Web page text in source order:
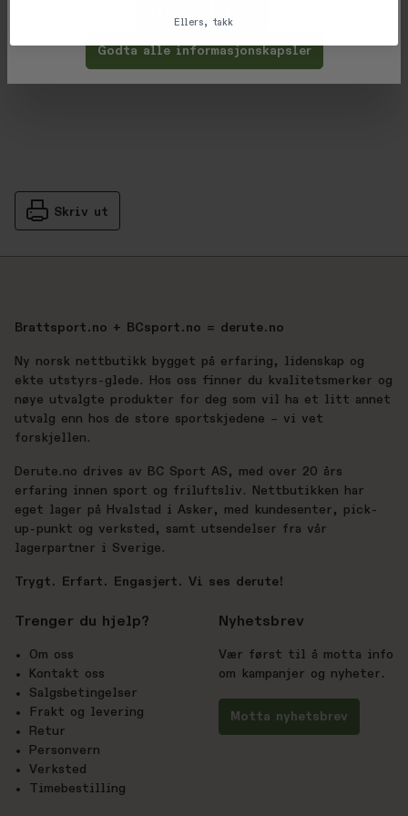
Gjennomsnittsvurdering:
Skriv ut
Brattsport.no + BCsport.no = derute.no
Ny norsk nettbutikk bygget på erfaring, lidenskap og
ekte utstyrs-glede. Hos oss finner du kvalitetsmerker og
nøye utvalgte produkter for deg som vil ha et litt annet
utvalg enn hos de store sportskjedene – vi vet
forskjellen.
Derute.no drives av BC Sport AS, med over 20 års
erfaring innen sport og friluftsliv. Nettbutikken har
eget lager på Hvalstad i Asker, med kundesenter, pick-
up-punkt og verksted, samt utsendelser fra vår
lagerpartner i Sverige.
Trygt. Erfart. Engasjert. Vi ses derute!
Trenger du hjelp?
Om oss
Kontakt oss
Salgsbetingelser
Frakt og levering
Retur
Personvern
Verksted
Timebestilling
Nyhetsbrev
Vær først til å motta info
om kampanjer og nyheter.
Motta nyhetsbrev
Godta alle informasjonskapsler
Ellers, takk